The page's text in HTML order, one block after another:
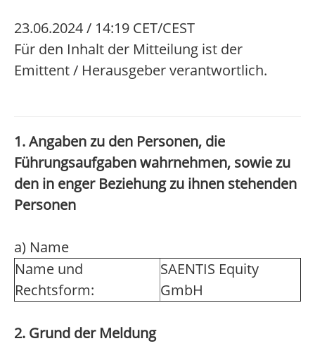
23.06.2024 / 14:19 CET/CEST
Für den Inhalt der Mitteilung ist der
Emittent / Herausgeber verantwortlich.
1. Angaben zu den Personen, die
Führungsaufgaben wahrnehmen, sowie zu
den in enger Beziehung zu ihnen stehenden
Personen
a) Name
Name und
Rechtsform:
SAENTIS Equity
GmbH
2. Grund der Meldung